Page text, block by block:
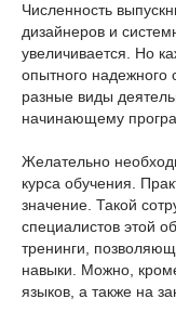
Численность
дизайнеров и
увеличивается. Но
опытного надежного
разные виды
начинающему
Желательно
курса обучения.
значение. Такой
специалистов этой
тренинги,
навыки. Можно,
языков, а также на